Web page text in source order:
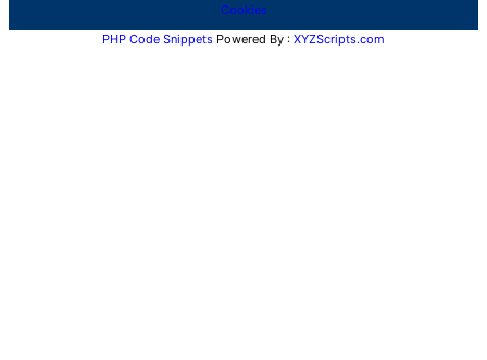
Cookies
PHP Code Snippets Powered By : XYZScripts.com